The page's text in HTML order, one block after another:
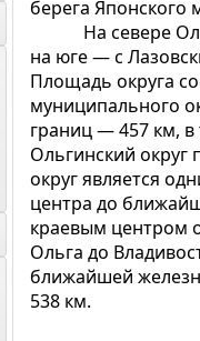
берега Японского
На севере
на юге — с
Площадь округа
муниципального
границ — 457 км,
Ольгинский
округ является
центра до
краевым центром
Ольга до
ближайшей
538 км.